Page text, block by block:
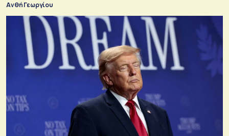
Ανθή Γεωργίου